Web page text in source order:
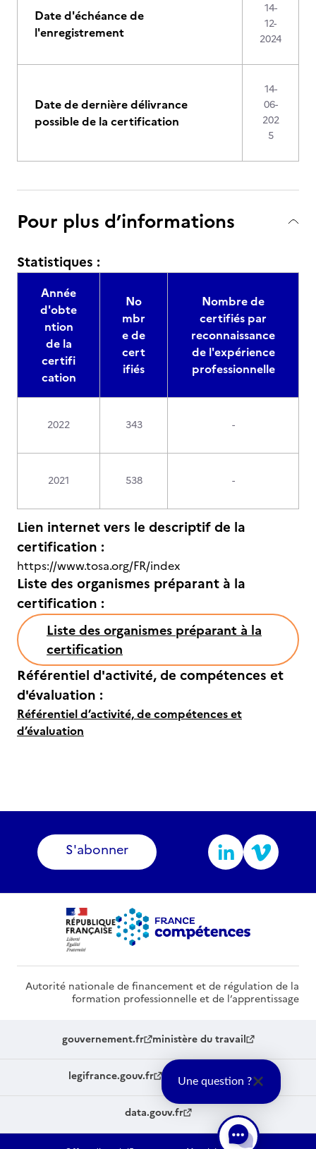
Date d'échéance de
l'enregistrement
14-
12-
2024
Date de dernière délivrance
possible de la certification
14-
06-
202
5
Pour plus d’informations
Statistiques :
Année
d'obte
ntion
de la
certifi
cation
No
mbr
e de
cert
ifiés
Nombre de
certifiés par
reconnaissance
de l'expérience
professionnelle
2022 343 -
2021 538 -
Lien internet vers le descriptif de la
certification :
https://www.tosa.org/FR/index
Liste des organismes préparant à la
certification :
Liste des organismes préparant à la
certification
Référentiel d'activité, de compétences et
d'évaluation :
Référentiel d’activité, de compétences et
d’évaluation
S'abonner
Autorité nationale de financement et de régulation de la
formation professionnelle et de l’apprentissage
gouvernement.fr ministère du travail
legifrance.gouv.fr service-public.fr
data.gouv.fr
Une question ?